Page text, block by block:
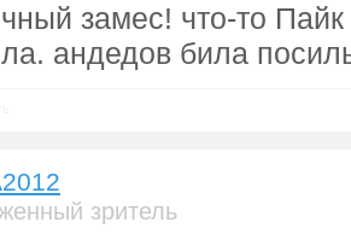
замес! что-то Пайк
андедов била
зритель